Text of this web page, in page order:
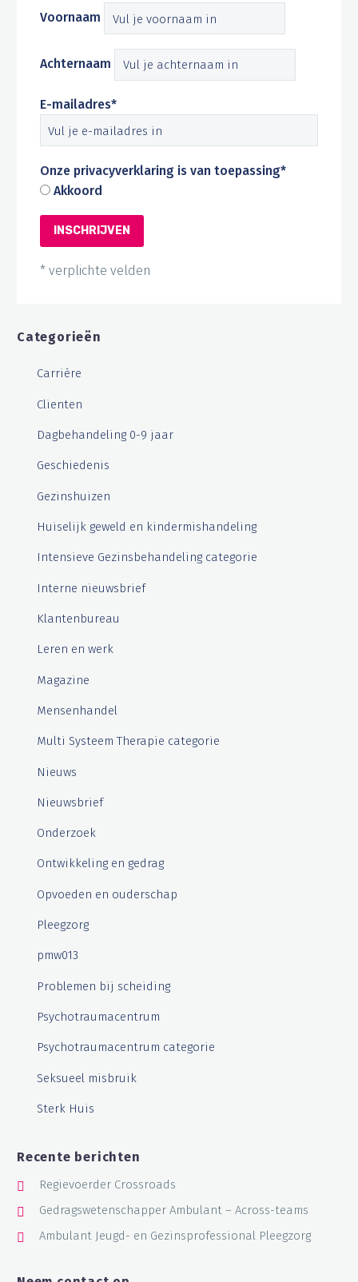
Voornaam
Achternaam
E-mailadres*
Onze privacyverklaring is van toepassing*
Akkoord
* verplichte velden
Categorieën
Carrière
Clienten
Dagbehandeling 0-9 jaar
Geschiedenis
Gezinshuizen
Huiselijk geweld en kindermishandeling
Intensieve Gezinsbehandeling categorie
Interne nieuwsbrief
Klantenbureau
Leren en werk
Magazine
Mensenhandel
Multi Systeem Therapie categorie
Nieuws
Nieuwsbrief
Onderzoek
Ontwikkeling en gedrag
Opvoeden en ouderschap
Pleegzorg
pmw013
Problemen bij scheiding
Psychotraumacentrum
Psychotraumacentrum categorie
Seksueel misbruik
Sterk Huis
Recente berichten
Regievoerder Crossroads
Gedragswetenschapper Ambulant – Across-teams
Ambulant Jeugd- en Gezinsprofessional Pleegzorg